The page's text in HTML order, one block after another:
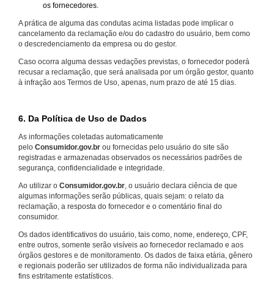
os fornecedores.
A prática de alguma das condutas acima listadas pode implicar o
cancelamento da reclamação e/ou do cadastro do usuário, bem como
o descredenciamento da empresa ou do gestor.
Caso ocorra alguma dessas vedações previstas, o fornecedor poderá
recusar a reclamação, que será analisada por um órgão gestor, quanto
à infração aos Termos de Uso, apenas, num prazo de até 15 dias.
6. Da Política de Uso de Dados
As informações coletadas automaticamente
pelo Consumidor.gov.br ou fornecidas pelo usuário do site são
registradas e armazenadas observados os necessários padrões de
segurança, confidencialidade e integridade.
Ao utilizar o Consumidor.gov.br , o usuário declara ciência de que
algumas informações serão públicas, quais sejam: o relato da
reclamação, a resposta do fornecedor e o comentário final do
consumidor.
Os dados identificativos do usuário, tais como, nome, endereço, CPF,
entre outros, somente serão visíveis ao fornecedor reclamado e aos
órgãos gestores e de monitoramento. Os dados de faixa etária, gênero
e regionais poderão ser utilizados de forma não individualizada para
fins estritamente estatísticos.